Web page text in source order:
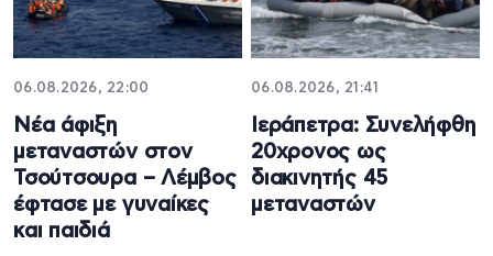
06.08.2026, 22:00
Νέα άφιξη
μεταναστών στον
Τσούτσουρα – Λέμβος
έφτασε με γυναίκες
και παιδιά
06.08.2026, 21:41
Ιεράπετρα: Συνελήφθη
20χρονος ως
διακινητής 45
μεταναστών